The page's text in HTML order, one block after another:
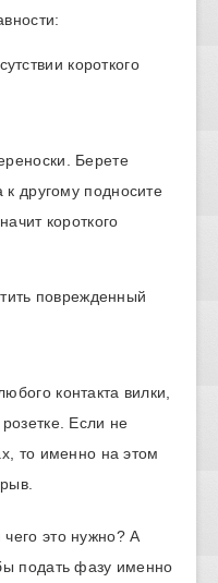
короткого
Берете
к другому подносите
короткого
поврежденный
контакта вилки,
Если не
то именно на этом
это нужно? А
подать фазу именно